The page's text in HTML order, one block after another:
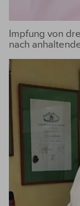
Impfung von
nach